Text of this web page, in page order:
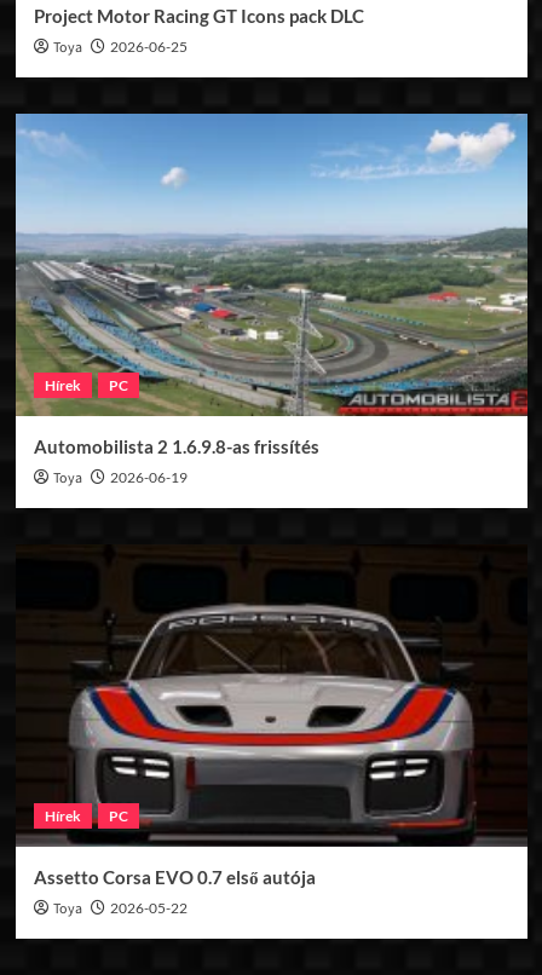
Project Motor Racing GT Icons pack DLC
Toya 2026-06-25
Hírek PC
Automobilista 2 1.6.9.8-as frissítés
Toya 2026-06-19
Hírek PC
Assetto Corsa EVO 0.7 első autója
Toya 2026-05-22